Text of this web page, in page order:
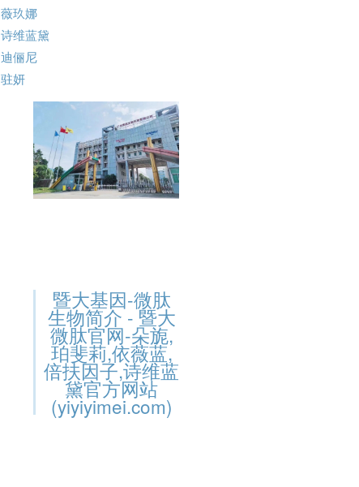
薇玖娜
诗维蓝黛
迪俪尼
驻妍
暨大基因-微肽
生物简介 - 暨大
微肽官网-朵旎,
珀斐莉,依薇蓝,
倍扶因子,诗维蓝
黛官方网站
(yiyiyimei.com)